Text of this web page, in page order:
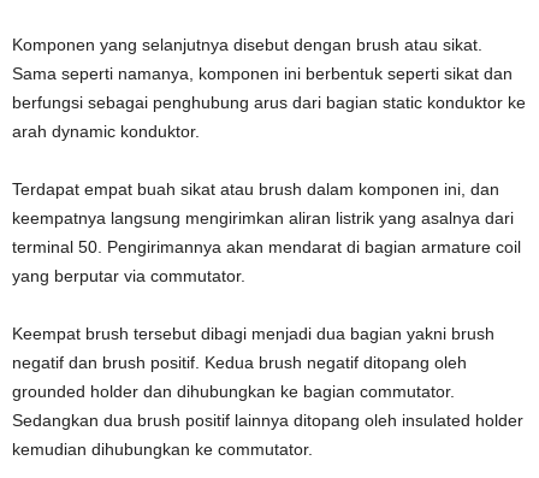
Komponen yang selanjutnya disebut dengan brush atau sikat.
Sama seperti namanya, komponen ini berbentuk seperti sikat dan
berfungsi sebagai penghubung arus dari bagian static konduktor ke
arah dynamic konduktor.
Terdapat empat buah sikat atau brush dalam komponen ini, dan
keempatnya langsung mengirimkan aliran listrik yang asalnya dari
terminal 50. Pengirimannya akan mendarat di bagian armature coil
yang berputar via commutator.
Keempat brush tersebut dibagi menjadi dua bagian yakni brush
negatif dan brush positif. Kedua brush negatif ditopang oleh
grounded holder dan dihubungkan ke bagian commutator.
Sedangkan dua brush positif lainnya ditopang oleh insulated holder
kemudian dihubungkan ke commutator.